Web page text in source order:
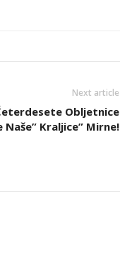
Next article
Obljetnice
Kraljice” Mirne!